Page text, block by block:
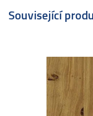
Související